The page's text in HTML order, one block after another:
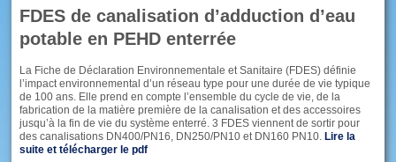
FDES de canalisation d’adduction d’eau
potable en PEHD enterrée
La Fiche de Déclaration Environnementale et Sanitaire (FDES) définie
l’impact environnemental d’un réseau type pour une durée de vie typique
de 100 ans. Elle prend en compte l’ensemble du cycle de vie, de la
fabrication de la matière première de la canalisation et des accessoires
jusqu’à la fin de vie du système enterré. 3 FDES viennent de sortir pour
des canalisations DN400/PN16, DN250/PN10 et DN160 PN10. Lire la
suite et télécharger le pdf